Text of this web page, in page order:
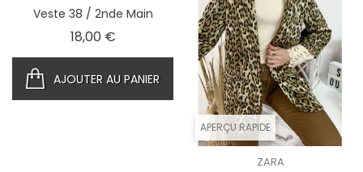
Veste 38 / 2nde Main
18,00 €Prix
AJOUTER AU PANIER
APERÇU RAPIDE
ZARA